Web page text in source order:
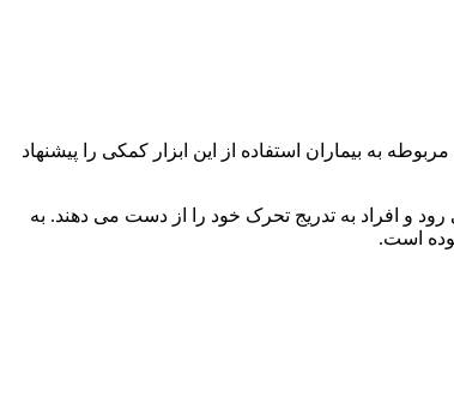
به بیماران استفاده از این ابزار کمکی را پیشنهاد
و افراد به تدریج تحرک خود را از دست می دهند. به
است.